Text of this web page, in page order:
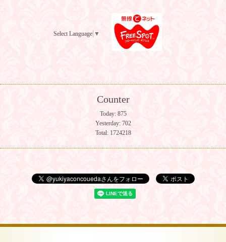
Select Language ▼
Counter
Today: 875
Yesterday: 702
Total: 1724218